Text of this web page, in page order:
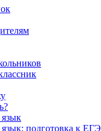
подготовка к ЕГЭ